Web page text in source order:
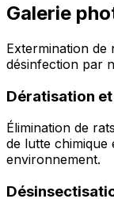
Galerie
Extermination de
désinfection par
Dératisation
Élimination de
de lutte chimique
environnement.